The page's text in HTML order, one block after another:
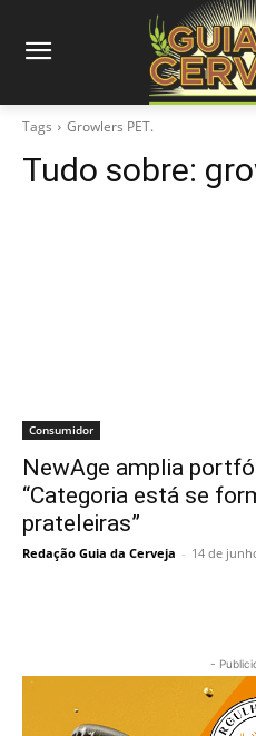
Tags Growlers PET.
Tudo sobre:
Consumidor
NewAge amplia
“Categoria está se
prateleiras”
Redação Guia da Cerveja - 14 de
-